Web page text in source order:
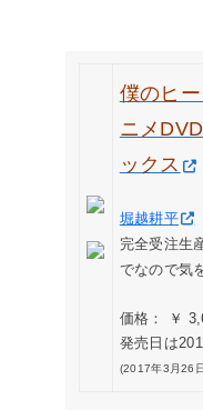
僕のヒ
ニメ
ックス
堀越耕平
完全受注生
でなので気
価格： ￥
発売日は
(2017年3月26